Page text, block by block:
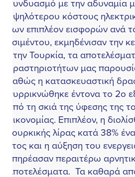
με την αδυναμία
κόστους ηλεκτρικής
επιπλέον εισφορών ανά
εκμηδένισαν την
Τουρκία, τα αποτελέσματα
μας
η κατασκευαστική
έντονα το 2ο
τη σκιά της ύφεσης της
Επιπλέον, η
λίρας κατά 38%
και η αύξηση του
περαιτέρω αρνητικά
Τα καθαρά